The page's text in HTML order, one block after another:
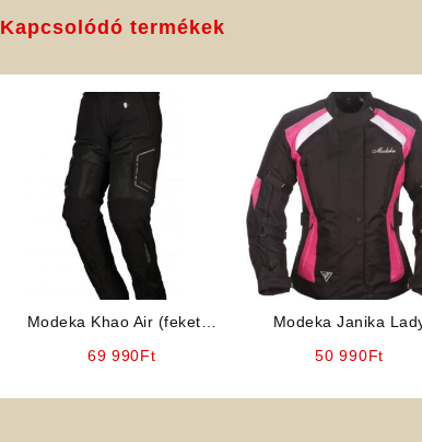
Kapcsolódó termékek
Modeka Khao Air (fekete)
69 990Ft
Modeka Janika
50 990Ft